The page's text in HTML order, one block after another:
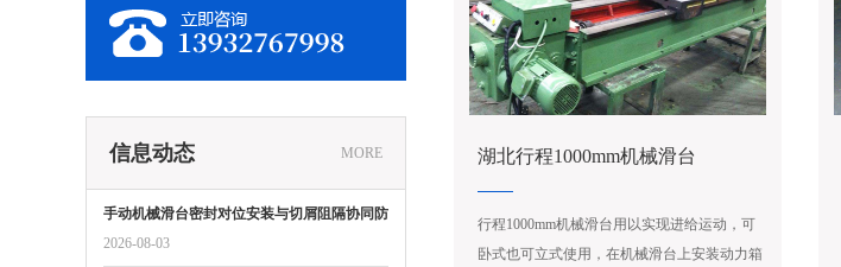
信息动态 MORE
手动机械滑台密封对位安装与切屑阻隔协同防
护标准
2026-08-03
湖北行程1000mm机械滑台
行程1000mm机械滑台用以实现进给运动，可
卧式也可立式使用，在机械滑台上安装动力箱